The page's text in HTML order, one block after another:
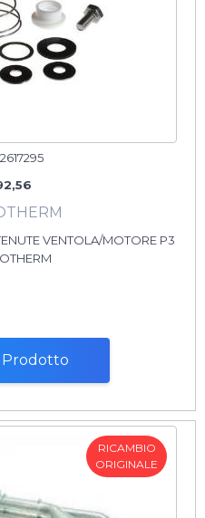
VENTOLA/MOTORE P3
Prodotto
RICAMBIO
ORIGINALE